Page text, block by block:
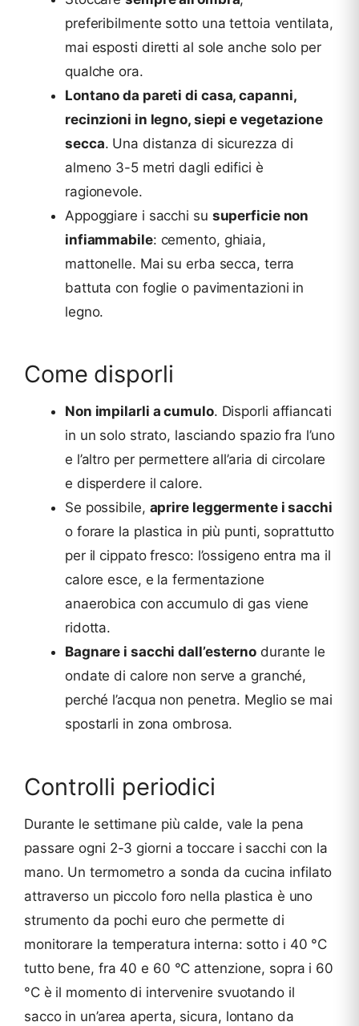
preferibilmente sotto una tettoia ventilata,
mai esposti diretti al sole anche solo per
qualche ora.
Lontano da pareti di casa, capanni,
recinzioni in legno, siepi e vegetazione
secca. Una distanza di sicurezza di
almeno 3-5 metri dagli edifici è
ragionevole.
Appoggiare i sacchi su superficie non
infiammabile: cemento, ghiaia,
mattonelle. Mai su erba secca, terra
battuta con foglie o pavimentazioni in
legno.
Come disporli
Non impilarli a cumulo. Disporli affiancati
in un solo strato, lasciando spazio fra l’uno
e l’altro per permettere all’aria di circolare
e disperdere il calore.
Se possibile, aprire leggermente i sacchi
o forare la plastica in più punti, soprattutto
per il cippato fresco: l’ossigeno entra ma il
calore esce, e la fermentazione
anaerobica con accumulo di gas viene
ridotta.
Bagnare i sacchi dall’esterno durante le
ondate di calore non serve a granché,
perché l’acqua non penetra. Meglio se mai
spostarli in zona ombrosa.
Controlli periodici
Durante le settimane più calde, vale la pena
passare ogni 2-3 giorni a toccare i sacchi con la
mano. Un termometro a sonda da cucina infilato
attraverso un piccolo foro nella plastica è uno
strumento da pochi euro che permette di
monitorare la temperatura interna: sotto i 40 °C
tutto bene, fra 40 e 60 °C attenzione, sopra i 60
°C è il momento di intervenire svuotando il
sacco in un’area aperta, sicura, lontano da